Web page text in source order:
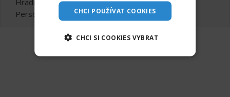
Personal fabric - agentura práce a.s.
CHCI POUŽÍVAT COOKIES
CHCI SI COOKIES VYBRAT